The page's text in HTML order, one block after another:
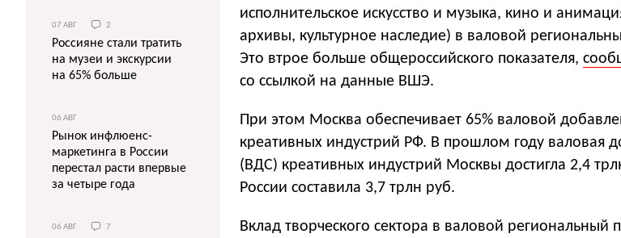
исполнительское искусство и музыка, кино и
архивы, культурное наследие) в валовой
Это втрое больше общероссийского показателя,
со ссылкой на данные ВШЭ.
При этом Москва обеспечивает 65% валовой
креативных индустрий РФ. В прошлом году валовая
(ВДС) креативных индустрий Москвы достигла 2,4
России составила 3,7 трлн руб.
Вклад творческого сектора в валовой региональный
07 АВГ 2
Россияне стали тратить
на музеи и экскурсии
на 65% больше
06 АВГ
Рынок инфлюенс-
маркетинга в России
перестал расти впервые
за четыре года
06 АВГ 7